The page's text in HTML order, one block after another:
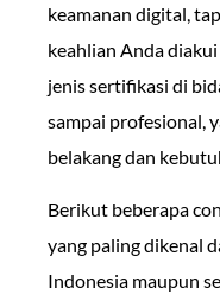
keamanan digital,
keahlian Anda
jenis sertifikasi di
sampai profesional,
belakang dan
Berikut beberapa
yang paling dikenal
Indonesia maupun